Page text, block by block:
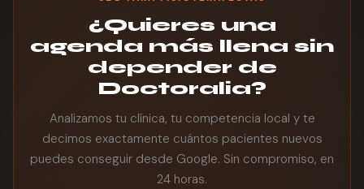
¿Quieres una
agenda más llena sin
depender de
Doctoralia?
Analizamos tu clínica, tu competencia local y te
decimos exactamente cuántos pacientes nuevos
puedes conseguir desde Google. Sin compromiso, en
24 horas.